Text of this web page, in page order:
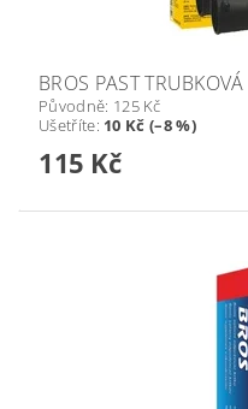
BROS PAST
Původně: 125 Kč
Ušetříte: 10 Kč (–8 %)
115 Kč